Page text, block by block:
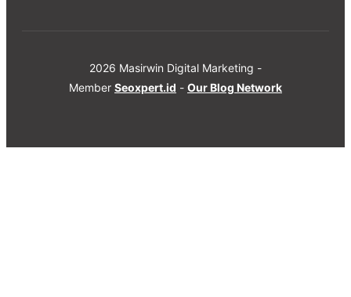
2026 Masirwin Digital Marketing -
Member Seoxpert.id - Our Blog Network